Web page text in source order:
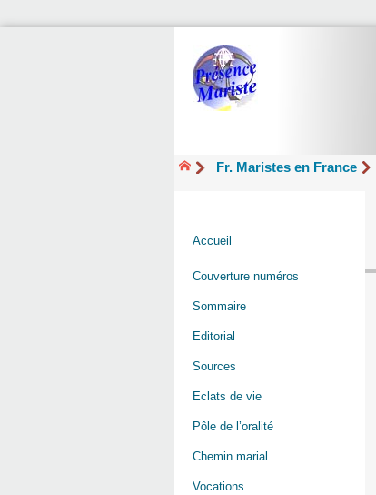
Fr. Maristes en France
Accueil
Couverture numéros
Sommaire
Editorial
Sources
Eclats de vie
Pôle de l’oralité
Chemin marial
Vocations